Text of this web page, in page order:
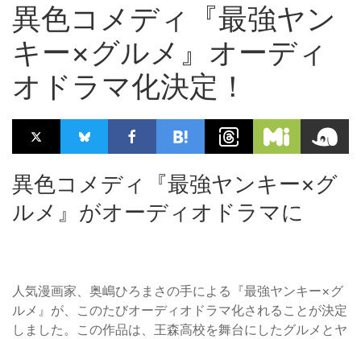
異色コメディ『最強ヤン
キー×グルメ』オーディ
オドラマ化決定！
異色コメディ『最強ヤンキー×グ
ルメ』がオーディオドラマに
人気漫画家、奥嶋ひろまさの手による『最強ヤンキー×グ
ルメ』が、このたびオーディオドラマ化されることが決定
しました。この作品は、王森高校を舞台にしたグルメとヤ